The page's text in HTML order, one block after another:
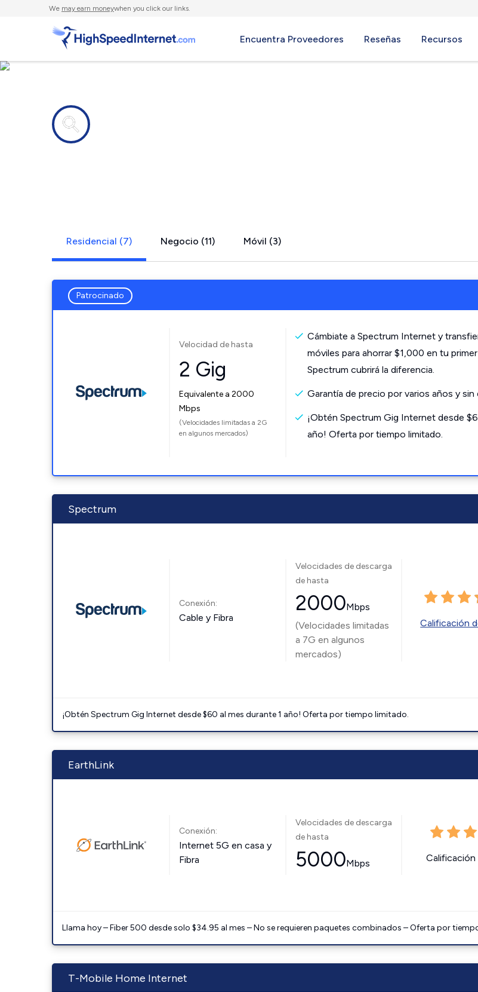
We may earn moneywhen you click our links.
Encuentra Proveedores Reseñas Recursos
Residencial (7) Negocio (11) Móvil (3)
Patrocinado
Velocidad de hasta
2 Gig
Equivalente a 2000
Mbps
(Velocidades limitadas a 2G
en algunos mercados)
Cámbiate a Spectrum Internet y
móviles para ahorrar $1,000 en tu
Spectrum cubrirá la diferencia.
Garantía de precio por varios años y
¡Obtén Spectrum Gig Internet desde
año! Oferta por tiempo limitado.
Spectrum
Conexión:
Cable y Fibra
Velocidades de descarga
de hasta
2000Mbps
(Velocidades limitadas
a 7G en algunos
mercados)
Calificación
¡Obtén Spectrum Gig Internet desde $60 al mes durante 1 año! Oferta por tiempo limitado.
EarthLink
Conexión:
Internet 5G en casa y
Fibra
Velocidades de descarga
de hasta
5000Mbps Calificación
Llama hoy – Fiber 500 desde solo $34.95 al mes – No se requieren paquetes combinados – Oferta por
T-Mobile Home Internet